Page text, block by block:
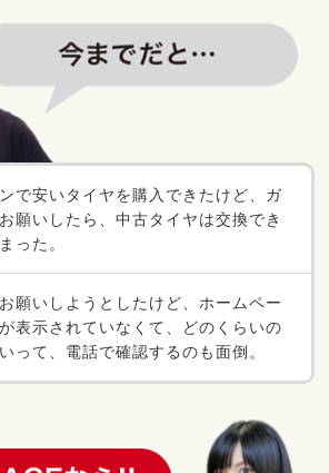
で安いタイヤを購入できたけど、ガ
願いしたら、中古タイヤは交換でき
った。
願いしようとしたけど、ホームペー
表示されていなくて、どのくらいの
って、電話で確認するのも面倒。